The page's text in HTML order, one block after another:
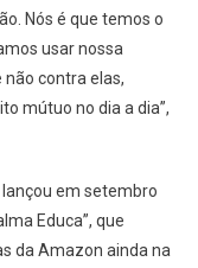
Nós é que temos o
usar nossa
não contra elas,
mútuo no dia a dia”,
em setembro
Educa”, que
da Amazon ainda na